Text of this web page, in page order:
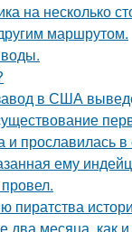
на несколько
маршрутом.
в США
прославилась в
ему
пиратства